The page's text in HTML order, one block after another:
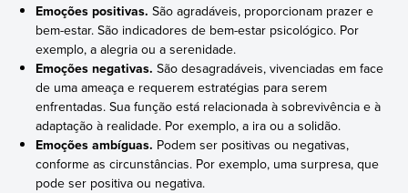
Emoções positivas. São agradáveis, proporcionam prazer e
bem-estar. São indicadores de bem-estar psicológico. Por
exemplo, a alegria ou a serenidade.
Emoções negativas. São desagradáveis, vivenciadas em face
de uma ameaça e requerem estratégias para serem
enfrentadas. Sua função está relacionada à sobrevivência e à
adaptação à realidade. Por exemplo, a ira ou a solidão.
Emoções ambíguas. Podem ser positivas ou negativas,
conforme as circunstâncias. Por exemplo, uma surpresa, que
pode ser positiva ou negativa.